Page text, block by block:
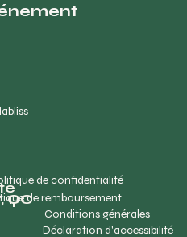
de confidentialité
de remboursement
Conditions générales
Déclaration d'accessibilité
QC